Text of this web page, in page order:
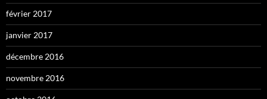
février 2017
janvier 2017
décembre 2016
novembre 2016